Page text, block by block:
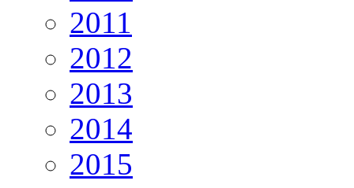
2011
2012
2013
2014
2015